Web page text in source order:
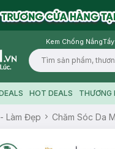
Kem Chống Nắng
HOT DEALS THƯƠNG
Làm Đẹp Chăm Sóc Da